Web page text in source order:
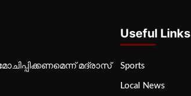
മദ്രാസ്
Useful Links
Sports
Local News